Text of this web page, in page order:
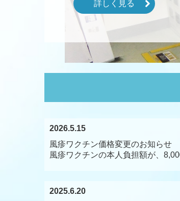
詳しく見る
2026.5.15
風疹ワクチン価格変更のお知らせ
風疹ワクチンの本人負担額が、
2025.6.20